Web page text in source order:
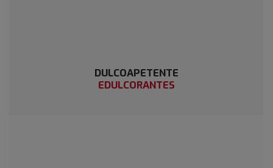
DULCOAPETENTE
EDULCORANTES